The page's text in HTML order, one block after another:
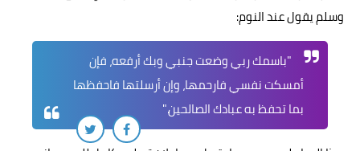
وسلم يقول عند النوم:
"باسمك ربي وضعت جنبي وبك أرفعه، فإن
أمسكت نفسي فارحمها، وإن أرسلتها فاحفظها
بما تحفظ به عبادك الصالحين."